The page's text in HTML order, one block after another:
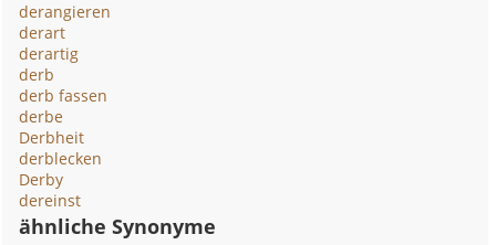
derangieren
derart
derartig
derb
derb fassen
derbe
Derbheit
derblecken
Derby
dereinst
ähnliche Synonyme